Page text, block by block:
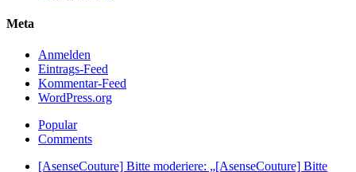
Meta
Anmelden
Eintrags-Feed
Kommentar-Feed
WordPress.org
Popular
Comments
[AsenseCouture] Bitte moderiere: „[AsenseCouture] Bitte